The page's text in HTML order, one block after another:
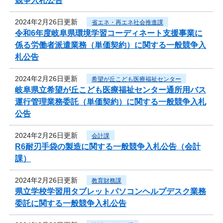
2024年2月26日更新 省エネ・再エネ社会推進課
令和6年度岐阜県環境学習コーディネート支援事業に
係る労働者派遣業務（単価契約）に関する一般競争入
札公告
2024年2月26日更新 希望が丘こども医療福祉センター
岐阜県立希望が丘こども医療福祉センター通所用バス
運行管理業務委託（単価契約）に関する一般競争入札
公告
2024年2月26日更新 会計課
R6耐刃手袋の製造に関する一般競争入札公告（会計
課）
2024年2月26日更新 教育財務課
県立学校学習用タブレットパソコンヘルプデスク業務
委託に関する一般競争入札公告